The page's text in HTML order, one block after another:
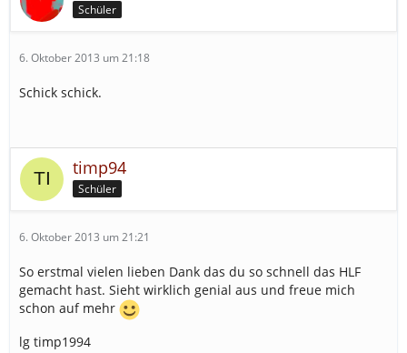
Schüler
6. Oktober 2013 um 21:18
Schick schick.
timp94
Schüler
6. Oktober 2013 um 21:21
So erstmal vielen lieben Dank das du so schnell das HLF
gemacht hast. Sieht wirklich genial aus und freue mich
schon auf mehr
lg timp1994